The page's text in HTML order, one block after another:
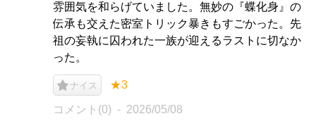
雰囲気を和らげていました。無妙の『蝶化身』の
伝承も交えた密室トリック暴きもすごかった。先
祖の妄執に囚われた一族が迎えるラストに切なか
った。
ナイス ★3
コメント(0) 2026/05/08